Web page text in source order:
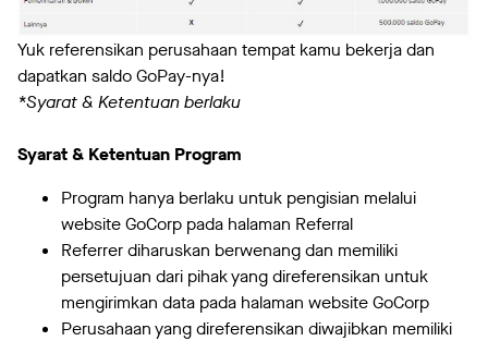
Yuk referensikan perusahaan tempat kamu bekerja dan
dapatkan saldo GoPay-nya!
*Syarat & Ketentuan berlaku
Syarat & Ketentuan Program
Program hanya berlaku untuk pengisian melalui
website GoCorp pada halaman Referral
Referrer diharuskan berwenang dan memiliki
persetujuan dari pihak yang direferensikan untuk
mengirimkan data pada halaman website GoCorp
Perusahaan yang direferensikan diwajibkan memiliki